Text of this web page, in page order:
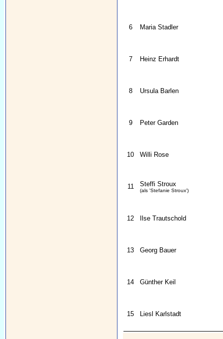
6 Maria Stadler
7 Heinz Erhardt
8 Ursula Barlen
9 Peter Garden
10 Willi Rose
11 Steffi Stroux
(als 'Stefanie Stroux')
12 Ilse Trautschold
13 Georg Bauer
14 Günther Keil
15 Liesl Karlstadt